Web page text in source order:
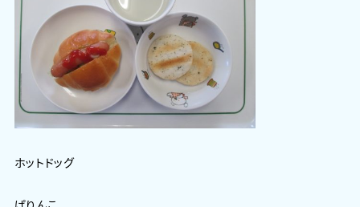
ホットドッグ